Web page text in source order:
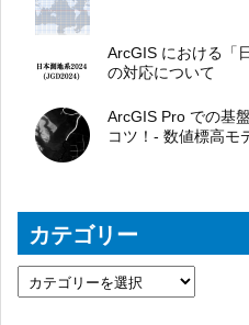
ArcGIS における「
の対応について
ArcGIS Pro での基
コツ！- 数値標高モ
カテゴリー